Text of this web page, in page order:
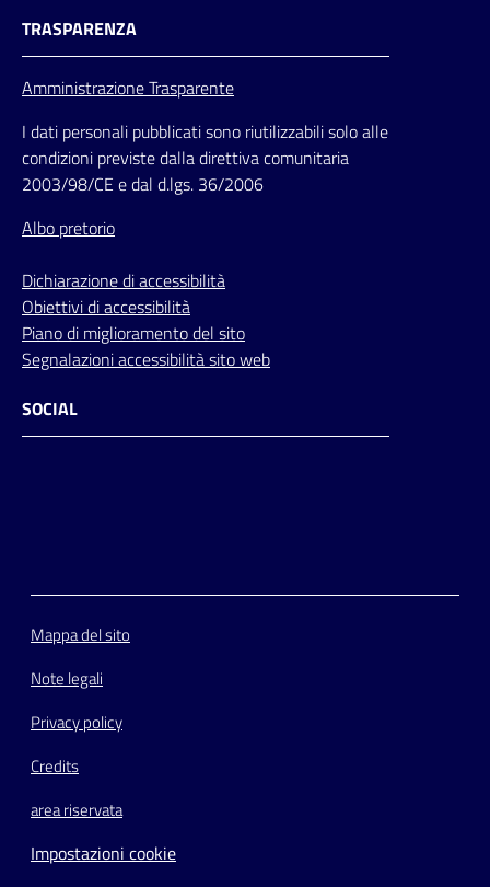
TRASPARENZA
Amministrazione Trasparente
I dati personali pubblicati sono riutilizzabili solo alle
condizioni previste dalla direttiva comunitaria
2003/98/CE e dal d.lgs. 36/2006
Albo pretorio
Dichiarazione di accessibilità
Obiettivi di accessibilità
Piano di miglioramento del sito
Segnalazioni accessibilità sito web
SOCIAL
Mappa del sito
Note legali
Privacy policy
Credits
area riservata
Impostazioni cookie